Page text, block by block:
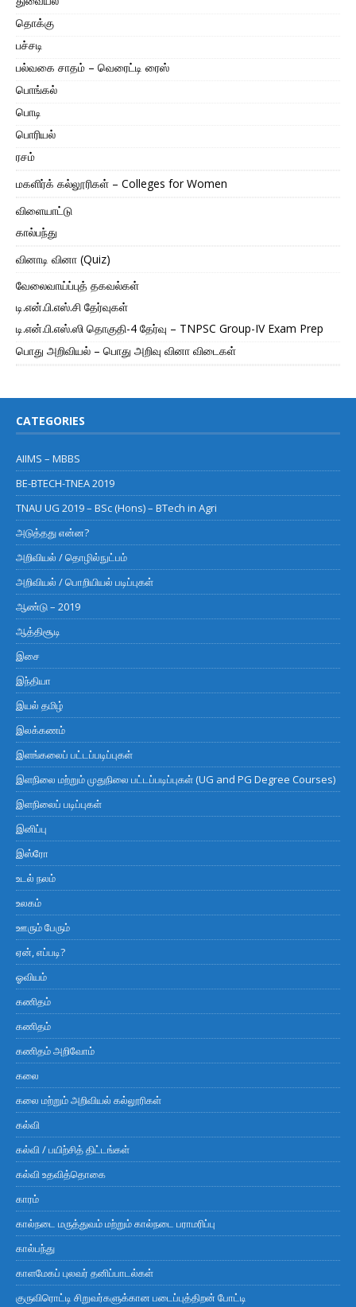
தொக்கு
பச்சடி
பல்வகை சாதம் – வெரைட்டி ரைஸ்
பொங்கல்
பொடி
பொரியல்
ரசம்
மகளிர்க் கல்லூரிகள் – Colleges for Women
விளையாட்டு
கால்பந்து
வினாடி வினா (Quiz)
வேலைவாய்ப்புத் தகவல்கள்
டி.என்.பி.எஸ்.சி தேர்வுகள்
டி.என்.பி.எஸ்.ஸி தொகுதி-4 தேர்வு – TNPSC Group-IV Exam Prep
பொது அறிவியல் – பொது அறிவு வினா விடைகள்
CATEGORIES
AIIMS – MBBS
BE-BTECH-TNEA 2019
TNAU UG 2019 – BSc (Hons) – BTech in Agri
அடுத்தது என்ன?
அறிவியல் / தொழில்நுட்பம்
அறிவியல் / பொறியியல் படிப்புகள்
ஆண்டு – 2019
ஆத்திசூடி
இசை
இந்தியா
இயல் தமிழ்
இலக்கணம்
இளங்கலைப் பட்டப்படிப்புகள்
இளநிலை மற்றும் முதுநிலை பட்டப்படிப்புகள் (UG and PG Degree Courses)
இளநிலைப் படிப்புகள்
இனிப்பு
இஸ்ரோ
உடல் நலம்
உலகம்
ஊரும் பேரும்
ஏன், எப்படி?
ஓவியம்
கணிதம்
கணிதம்
கணிதம் அறிவோம்
கலை
கலை மற்றும் அறிவியல் கல்லூரிகள்
கல்வி
கல்வி / பயிற்சித் திட்டங்கள்
கல்வி உதவித்தொகை
காரம்
கால்நடை மருத்துவம் மற்றும் கால்நடை பராமரிப்பு
கால்பந்து
காளமேகப் புலவர் தனிப்பாடல்கள்
குருவிரொட்டி சிறுவர்களுக்கான படைப்புத்திறன் போட்டி